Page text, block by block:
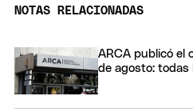
NOTAS RELACIONADAS
ARCA publicó el
de agosto: todas